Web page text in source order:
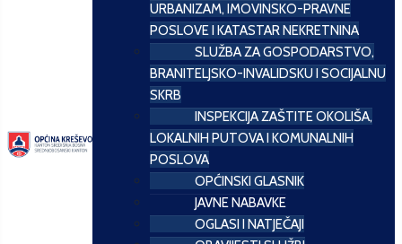
URBANIZAM, IMOVINSKO-PRAVNE
POSLOVE I KATASTAR NEKRETNINA
SLUŽBA ZA GOSPODARSTVO,
BRANITELJSKO-INVALIDSKU I SOCIJALNU
SKRB
INSPEKCIJA ZAŠTITE OKOLIŠA,
LOKALNIH PUTOVA I KOMUNALNIH
POSLOVA
OPĆINSKI GLASNIK
JAVNE NABAVKE
OGLASI I NATJEČAJI